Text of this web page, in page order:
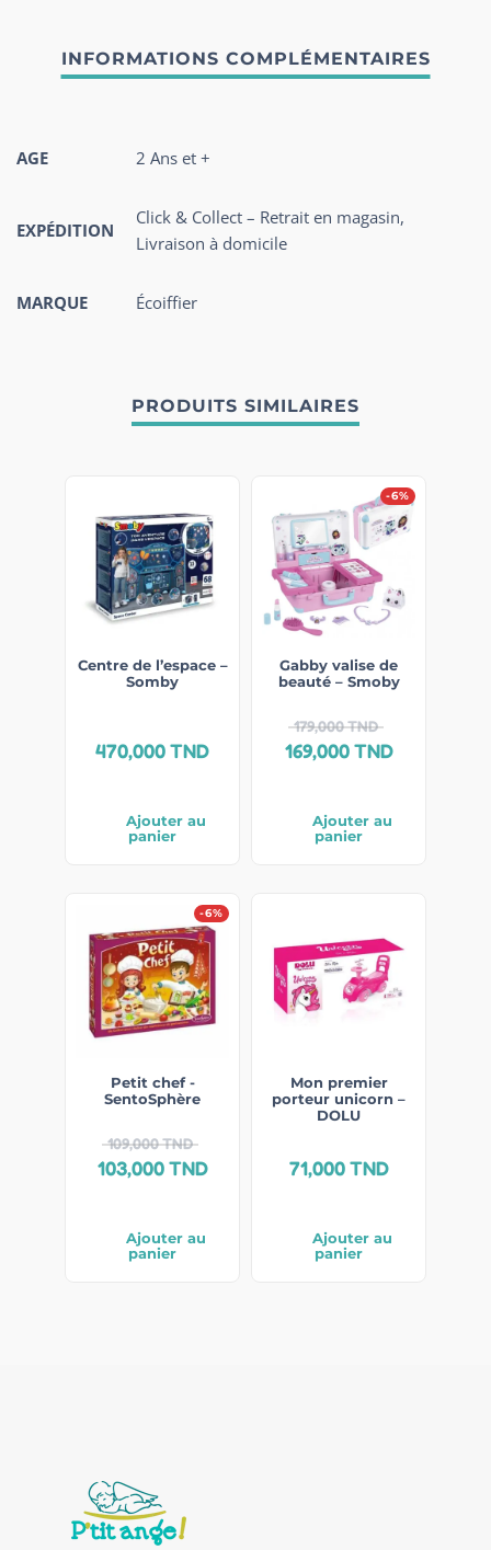
AGE 2 Ans et +
EXPÉDITION
Click & Collect – Retrait en magasin,
Livraison à domicile
MARQUE Écoiffier
PRODUITS SIMILAIRES
Centre de l’espace –
Somby
470,000TND
Ajouter au
panier
-6%
Gabby valise de
beauté – Smoby
179,000TND
169,000TND
Ajouter au
panier
-6%
Petit chef -
SentoSphère
109,000TND
103,000TND
Ajouter au
panier
Mon premier
porteur unicorn –
DOLU
71,000TND
Ajouter au
panier